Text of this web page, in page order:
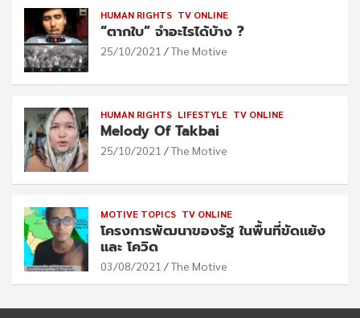
HUMAN RIGHTS TV ONLINE
“ตากใบ” จำอะไรได้บ้าง ?
25/10/2021 The Motive
HUMAN RIGHTS LIFESTYLE TV ONLINE
Melody Of Takbai
25/10/2021 The Motive
MOTIVE TOPICS TV ONLINE
โครงการพัฒนาของรัฐ ในพื้นที่ขัดแย้ง
และ โควิด
03/08/2021 The Motive